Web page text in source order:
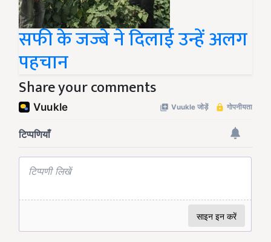
सफी के जज्बे ने दिलाई उन्हें अलग
पहचान
Share your comments